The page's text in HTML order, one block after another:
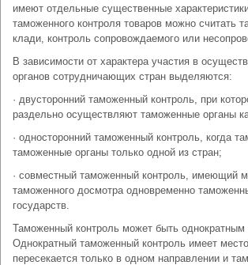
имеют отдельные существенные
таможенного контроля товаров можно считать
клади, контроль сопровождаемого или
В зависимости от характера участия в
органов сотрудничающих стран выделяются:
· двусторонний таможенный контроль, при
раздельно осуществляют таможенные органы
· односторонний таможенный контроль, когда
таможенные органы только одной из стран;
· совместный таможенный контроль, имеющий
таможенного досмотра одновременно
государств.
Таможенный контроль может быть
Однократный таможенный контроль имеет
пересекается только в одном направлении и